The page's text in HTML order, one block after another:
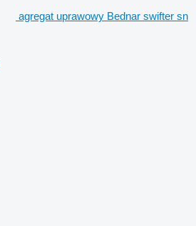
agregat uprawowy Bednar swifter sn